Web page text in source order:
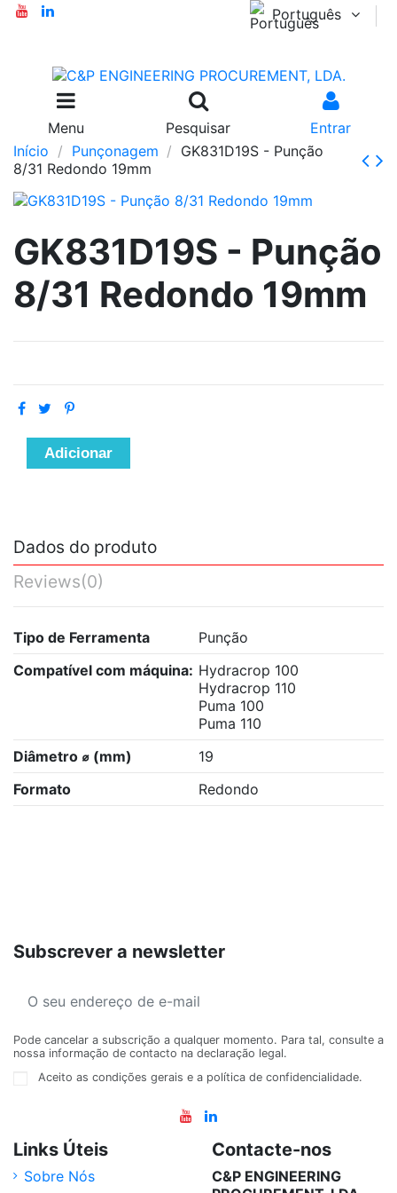
Português
Menu Pesquisar
Entrar
Início
Punçonagem
GK831D19S - Punção
8/31 Redondo 19mm
GK831D19S - Punção
8/31 Redondo 19mm
Adicionar
Dados do produto
Reviews(0)
Tipo de Ferramenta
Punção
Compatível com máquina: Hydracrop 100
Hydracrop 110
Puma 100
Puma 110
Diâmetro ⌀ (mm)
19
Formato
Redondo
Subscrever a newsletter
Pode cancelar a subscrição a qualquer momento. Para tal, consulte a
nossa informação de contacto na declaração legal.
Aceito as condições gerais e a política de confidencialidade.
Links Úteis
Sobre Nós
Contacte-nos
C&P ENGINEERING